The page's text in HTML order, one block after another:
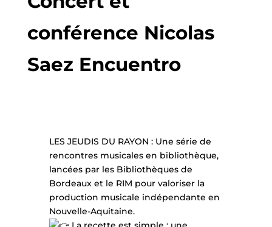
conférence Nicolas
Saez Encuentro
LES JEUDIS DU RAYON : Une série de
rencontres musicales en bibliothèque,
lancées par les Bibliothèques de
Bordeaux et le RIM pour valoriser la
production musicale indépendante en
Nouvelle-Aquitaine.